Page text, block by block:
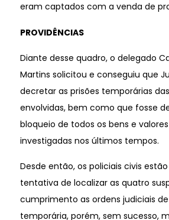
eram captados com a venda de
PROVIDÊNCIAS
Diante desse quadro, o delegado
Martins solicitou e conseguiu que
decretar as prisões temporárias
envolvidas, bem como que fosse
bloqueio de todos os bens e
investigadas nos últimos tempos.
Desde então, os policiais civis
tentativa de localizar as quatro
cumprimento as ordens judiciais
temporária, porém, sem sucesso,